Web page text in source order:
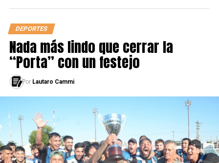
DEPORTES
Nada más lindo que cerrar la
“Porta” con un festejo
Por Lautaro Cammi